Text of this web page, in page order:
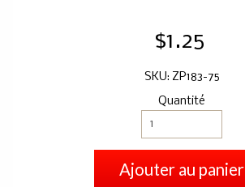
$1.25
SKU: ZP183-75
Quantité
Ajouter au panier